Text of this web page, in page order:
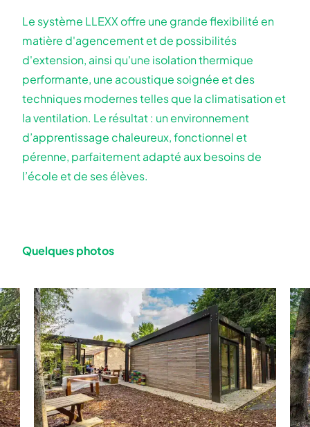
Le système LLEXX offre une grande flexibilité en
matière d'agencement et de possibilités
d'extension, ainsi qu'une isolation thermique
performante, une acoustique soignée et des
techniques modernes telles que la climatisation et
la ventilation. Le résultat : un environnement
d’apprentissage chaleureux, fonctionnel et
pérenne, parfaitement adapté aux besoins de
l’école et de ses élèves.
Quelques photos